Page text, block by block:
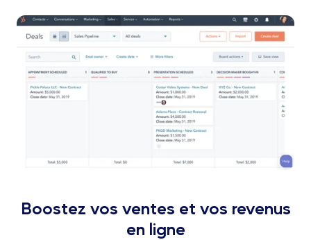
Boostez vos ventes et vos revenus
en ligne